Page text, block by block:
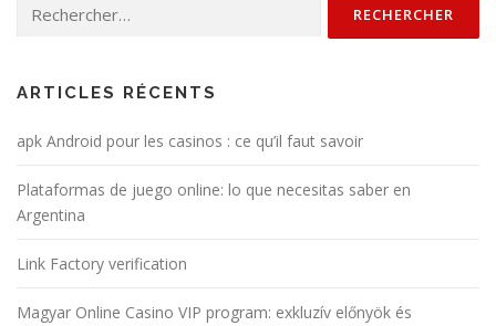
ARTICLES RÉCENTS
apk Android pour les casinos : ce qu’il faut savoir
Plataformas de juego online: lo que necesitas saber en
Argentina
Link Factory verification
Magyar Online Casino VIP program: exkluzív előnyök és